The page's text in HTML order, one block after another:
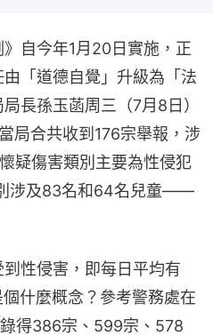
》自今年1月20日實施，正
「道德自覺」升級為「法
長孫玉菡周三（7月8日）
局合共收到176宗舉報，涉
疑傷害類別主要為性侵犯
涉及83名和64名兒童——
性侵害，即每日平均有
什麼概念？參考警務處在
得386宗、599宗、578